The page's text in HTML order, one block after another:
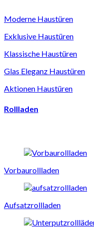
Moderne Haustüren
Exklusive Haustüren
Klassische Haustüren
Glas Eleganz Haustüren
Aktionen Haustüren
Rollladen
Vorbaurollladen
Aufsatzrollladen